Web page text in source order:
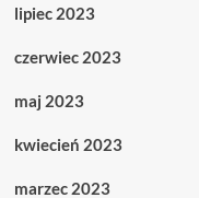
lipiec 2023
czerwiec 2023
maj 2023
kwiecień 2023
marzec 2023